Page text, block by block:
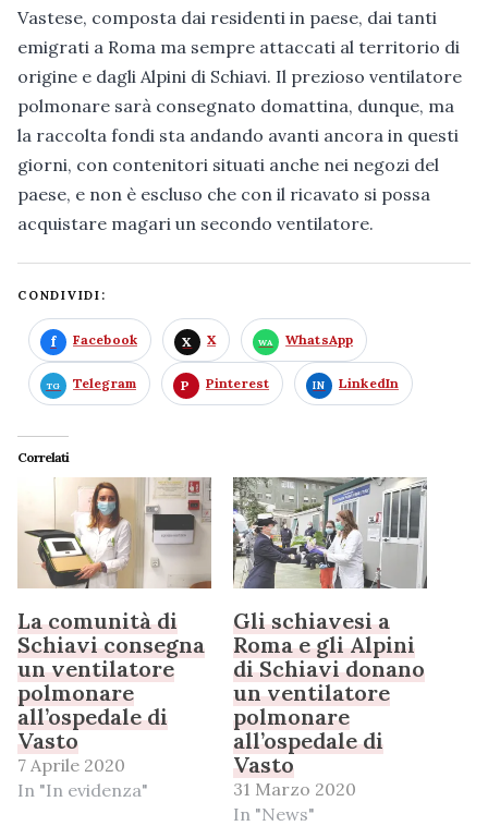
Vastese, composta dai residenti in paese, dai tanti
emigrati a Roma ma sempre attaccati al territorio di
origine e dagli Alpini di Schiavi. Il prezioso ventilatore
polmonare sarà consegnato domattina, dunque, ma
la raccolta fondi sta andando avanti ancora in questi
giorni, con contenitori situati anche nei negozi del
paese, e non è escluso che con il ricavato si possa
acquistare magari un secondo ventilatore.
CONDIVIDI:
Facebook X WhatsApp
Telegram Pinterest LinkedIn
Correlati
La comunità di
Schiavi consegna
un ventilatore
polmonare
all’ospedale di
Vasto
7 Aprile 2020
In "In evidenza"
Gli schiavesi a
Roma e gli Alpini
di Schiavi donano
un ventilatore
polmonare
all’ospedale di
Vasto
31 Marzo 2020
In "News"